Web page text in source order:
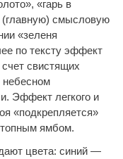
«гарь в
смысловую
«зеленя
по тексту эффект
свистящих
небесном
Эффект легкого и
«подкрепляется»
ямбом.
цвета: синий —